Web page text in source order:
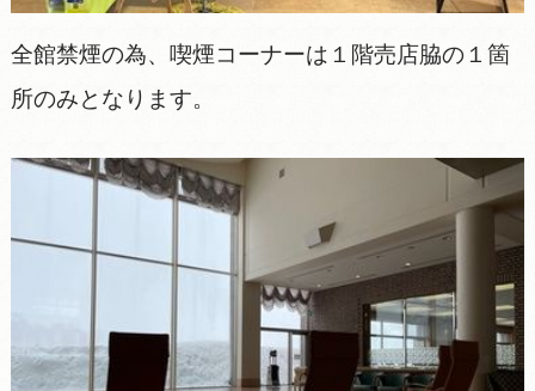
全館禁煙の為、喫煙コーナーは１階売店脇の１箇
所のみとなります。